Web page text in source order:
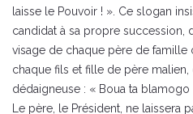
laisse le Pouvoir ! ». Ce slogan
candidat à sa propre succession,
visage de chaque père de famille
chaque fils et fille de père
dédaigneuse : « Boua ta
Le père, le Président, ne laissera